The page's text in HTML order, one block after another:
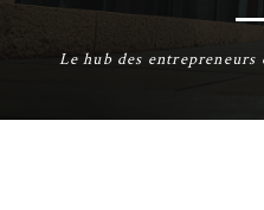
Le hub des